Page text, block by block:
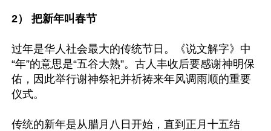
2） 把新年叫春节
过年是华人社会最大的传统节日。《说文解字》中
“年”的意思是“五谷大熟”。古人丰收后要感谢神明保
佑，因此举行谢神祭祀并祈祷来年风调雨顺的重要
仪式。
传统的新年是从腊月八日开始，直到正月十五结